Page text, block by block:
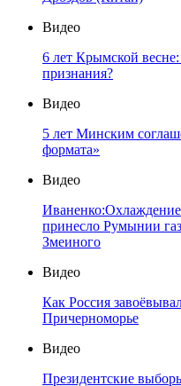
Видео
6 лет Крымской
признания?
Видео
5 лет Минским
формата»
Видео
принесло Румынии
Змеиного
Видео
Как Россия
Причерноморье
Видео
Президентские